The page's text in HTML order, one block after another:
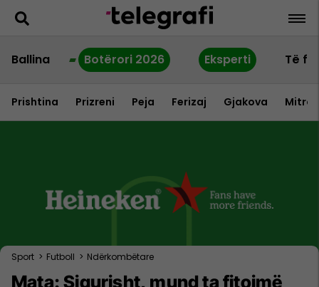
Ballina Botërori 2026 Eksperti Të
Prishtina Prizreni Peja Ferizaj Gjakova
Sport > Futboll > Ndërkombëtare
Mata: Sigurisht, mund ta fitojmë